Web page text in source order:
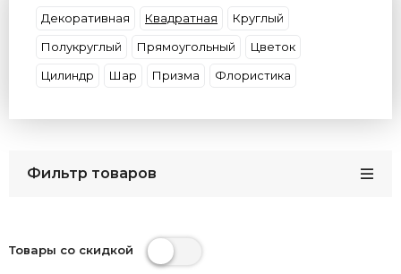
Размер
Материал (Основание\Плафон)
Бренд
Страны Защита (IP)
Декоративная Квадратная
Круглый
Полукруглый
Прямоугольный
Цветок
Цилиндр
Шар Призма Флористика
Фильтр товаров
Товары со скидкой